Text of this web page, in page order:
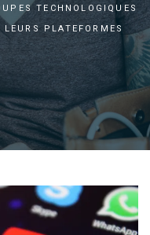
TECHNOLOGIQUES
PLATEFORMES